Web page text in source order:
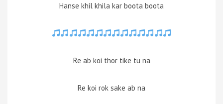
Hanse khil khila kar boota boota
Re ab koi thor tike tu na
Re koi rok sake ab na